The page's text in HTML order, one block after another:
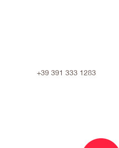
+39 391 333 1283